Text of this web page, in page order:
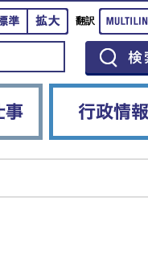
標準 拡大
翻訳